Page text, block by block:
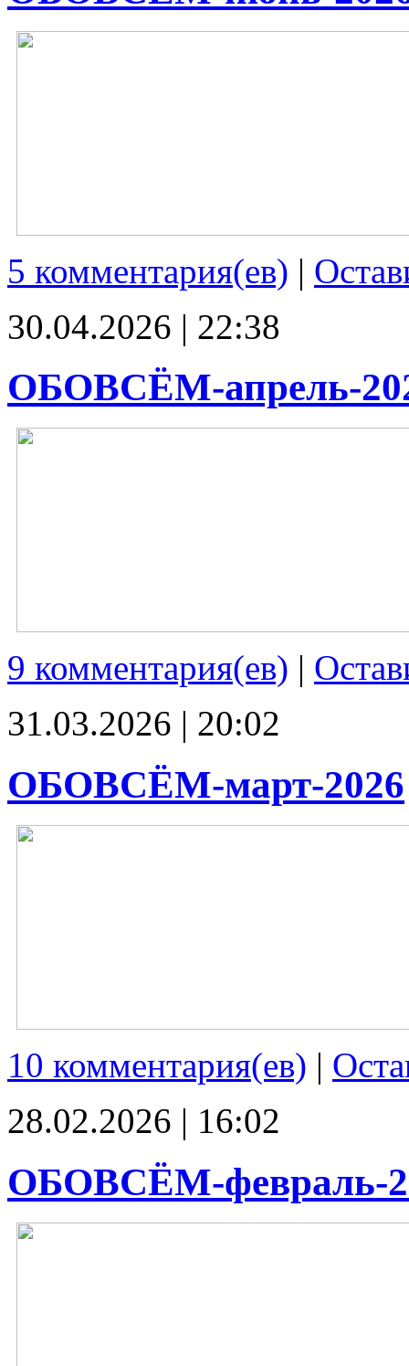
5 комментария(ев) |
30.04.2026 | 22:38
ОБОВСЁМ-апрель-
9 комментария(ев) |
31.03.2026 | 20:02
ОБОВСЁМ-март-2026
10 комментария(ев) |
28.02.2026 | 16:02
ОБОВСЁМ-февраль-